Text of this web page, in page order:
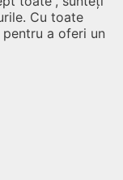
Cu toate
a oferi un